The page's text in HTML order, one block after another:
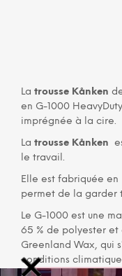
La trousse Kånken
en G-1000
imprégnée à la cire.
La trousse Kånken
le travail.
Elle est fabriquée
permet de la garder
Le G-1000 est une
65 % de polyester
Greenland Wax, qui
conditions